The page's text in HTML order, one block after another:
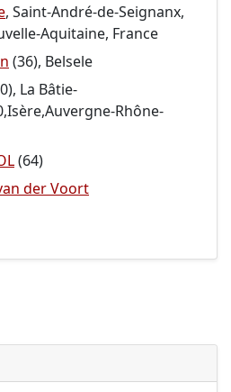
, Saint-André-de-Seignanx,
Aquitaine, France
(36), Belsele
La Bâtie-
Rhône-
(64)
der Voort